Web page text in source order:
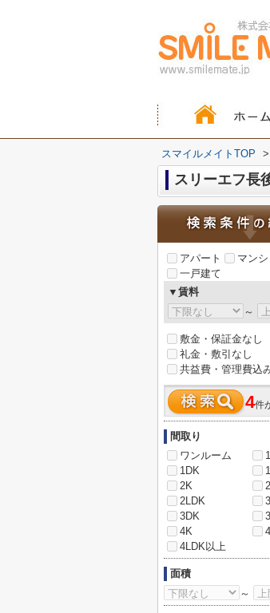
スマイルメイトTOP >
スリーエフ長
アパート
マン
一戸建て
▼賃料
～
敷金・保証金なし
礼金・敷引なし
共益費・管理費込
4件
間取り
ワンルーム
1DK
2K
2LDK
3DK
4K
4LDK以上
面積
～